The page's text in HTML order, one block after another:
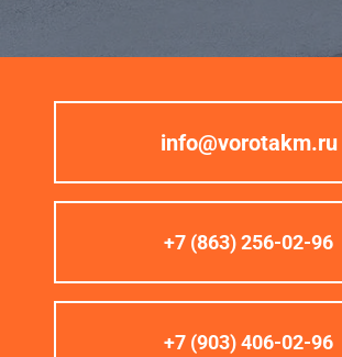
info@vorotakm.ru
+7 (863) 256-02-96
+7 (903) 406-02-96